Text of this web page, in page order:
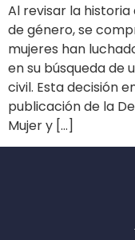
Al revisar la
de género, se
mujeres han
en su búsqueda
civil. Esta decisión
publicación de la
Mujer y […]